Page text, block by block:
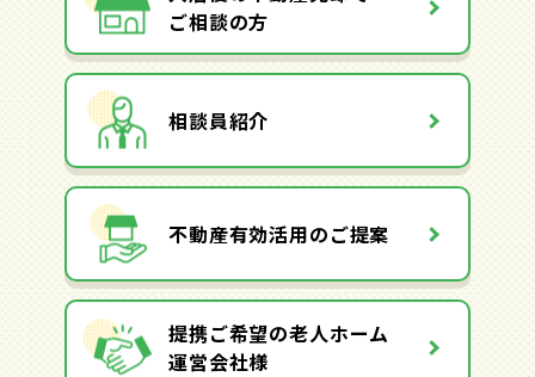
ご相談の方
相談員紹介
不動産有効活用のご提案
提携ご希望の老人ホーム
運営会社様